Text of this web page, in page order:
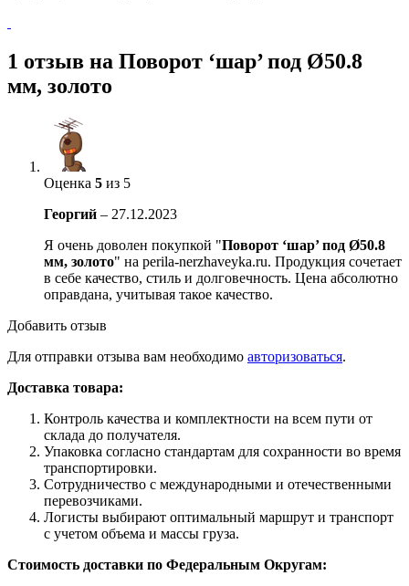
1 отзыв на Поворот ‘шар’ под Ø50.8
мм, золото
Оценка 5 из 5
Георгий – 27.12.2023
Я очень доволен покупкой "Поворот ‘шар’ под Ø50.8
мм, золото" на perila-nerzhaveyka.ru. Продукция сочетает
в себе качество, стиль и долговечность. Цена абсолютно
оправдана, учитывая такое качество.
Добавить отзыв
Для отправки отзыва вам необходимо авторизоваться.
Доставка товара:
Контроль качества и комплектности на всем пути от
склада до получателя.
Упаковка согласно стандартам для сохранности во время
транспортировки.
Сотрудничество с международными и отечественными
перевозчиками.
Логисты выбирают оптимальный маршрут и транспорт
с учетом объема и массы груза.
Стоимость доставки по Федеральным Округам: